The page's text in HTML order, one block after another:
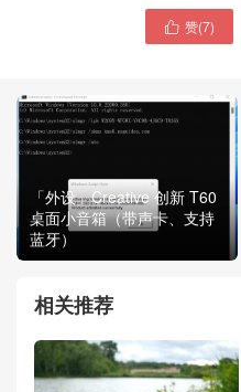
 赞(7)
「外设」Creative 创新 T60
桌面小音箱（带声卡、支持
蓝牙）
相关推荐